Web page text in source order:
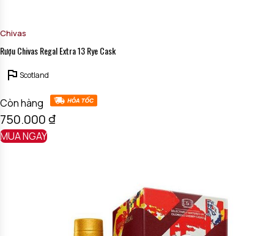
Chivas
Rượu Chivas Regal Extra 13 Rye Cask
Scotland
Còn hàng
750.000₫
MUA NGAY